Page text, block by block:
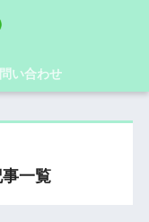
い合わせ
事一覧